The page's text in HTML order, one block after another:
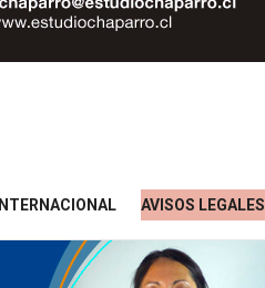
INTERNACIONAL AVISOS LEGALES